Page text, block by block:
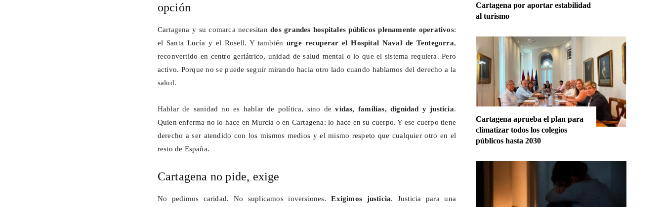
opción
Cartagena y su comarca necesitandos grandes hospitales públicos plenamente operativos:
el Santa Lucía y el Rosell. Y tambiénurge recuperar el Hospital Naval de Tentegorra,
reconvertido en centro geriátrico, unidad de salud mental o lo que el sistema requiera. Pero
activo. Porque no se puede seguir mirando hacia otro lado cuando hablamos del derecho a la
salud.
Hablar de sanidad no es hablar de política, sino devidas, familias, dignidad y justicia.
Quien enferma no lo hace en Murcia o en Cartagena: lo hace en su cuerpo. Y ese cuerpo tiene
derecho a ser atendido con los mismos medios y el mismo respeto que cualquier otro en el
resto de España.
Cartagena no pide, exige
No pedimos caridad. No suplicamos inversiones.Exigimos justicia. Justicia para una
Cartagena por aportar estabilidad
al turismo
Cartagena aprueba el plan para
climatizar todos los colegios
públicos hasta 2030